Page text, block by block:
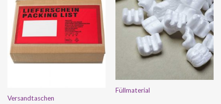
Füllmaterial
Versandtaschen